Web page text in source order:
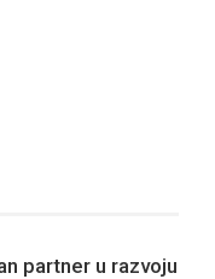
partner u razvoju